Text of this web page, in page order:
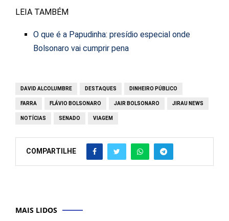
LEIA TAMBÉM
O que é a Papudinha: presídio especial onde
Bolsonaro vai cumprir pena
DAVID ALCOLUMBRE DESTAQUES DINHEIRO PÚBLICO
FARRA FLÁVIO BOLSONARO JAIR BOLSONARO JIRAU NEWS
NOTÍCIAS SENADO VIAGEM
COMPARTILHE
MAIS LIDOS